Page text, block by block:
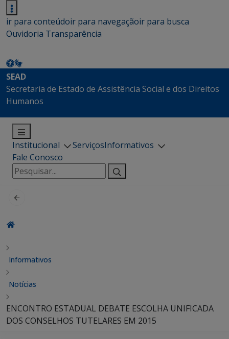
ir para conteúdoir para navegaçãoir para busca
Ouvidoria Transparência
SEAD
Secretaria de Estado de Assistência Social e dos Direitos
Humanos
Institucional ServiçosInformativos
Fale Conosco
Pesquisar
por:
Informativos
Notícias
ENCONTRO ESTADUAL DEBATE ESCOLHA UNIFICADA
DOS CONSELHOS TUTELARES EM 2015